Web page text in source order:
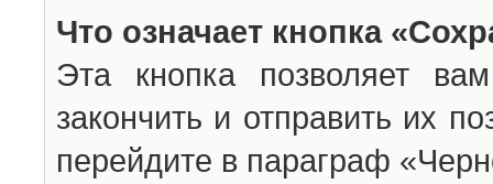
Что означает кнопка
Эта кнопка позволяет
закончить и отправить их
перейдите в параграф